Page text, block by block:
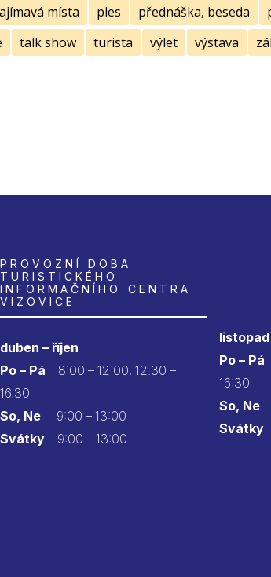
místa ples přednáška, beseda
talk show turista výlet výstava
PROVOZNÍ DOBA
TURISTICKÉHO
INFORMAČNÍHO CENTRA
VIZOVICE
duben – říjen
Po – Pá
8:00 – 12:00, 12.30 –
16.30
So, Ne9:00 – 13:00
Svátky9:00 – 13:00
listopad
Po – Pá
16:30
So, Ne
Svátky